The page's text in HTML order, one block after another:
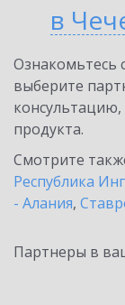
в
Ознакомьтесь
выберите
продукта.
Смотрите
Республика
- Алания,
Партнеры в